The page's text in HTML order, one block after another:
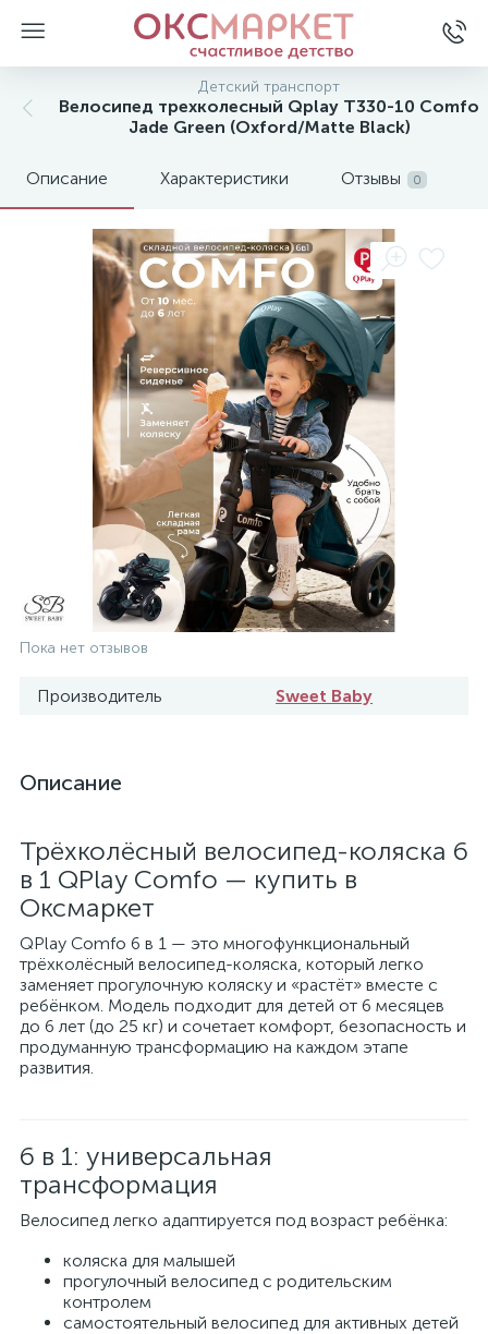
Детский транспорт
Велосипед трехколесный Qplay T330-10 Comfo
Jade Green (Oxford/Matte Black)
Описание Характеристики Отзывы 0
Пока нет отзывов
Производитель Sweet Baby
Описание
Трёхколёсный велосипед-коляска 6
в 1 QPlay Comfo — купить в
Оксмаркет
QPlay Comfo 6 в 1 — это многофункциональный
трёхколёсный велосипед-коляска, который легко
заменяет прогулочную коляску и «растёт» вместе с
ребёнком. Модель подходит для детей от 6 месяцев
до 6 лет (до 25 кг) и сочетает комфорт, безопасность и
продуманную трансформацию на каждом этапе
развития.
6 в 1: универсальная
трансформация
Велосипед легко адаптируется под возраст ребёнка:
коляска для малышей
прогулочный велосипед с родительским
контролем
самостоятельный велосипед для активных детей